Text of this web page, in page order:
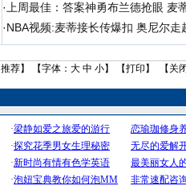
· 上周最佳：答案神勇布兰德抢眼 麦
·NBA视频:麦蒂接长传爆扣 奥尼尔走
推荐】 【字体： 大 中 小】 【打印 】 【 关